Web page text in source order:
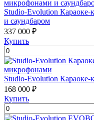
Studio-Evolution
и саундбаром
337 000 ₽
Купить
Studio-Evolution
168 000 ₽
Купить